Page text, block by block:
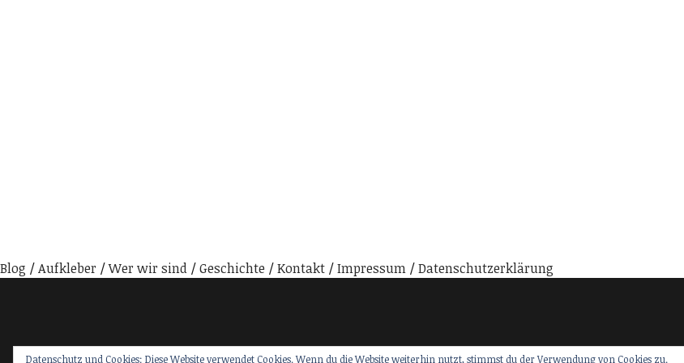
Blog Aufkleber Wer wir sind Geschichte Kontakt Impressum Datenschutzerklärung
Datenschutz und Cookies: Diese Website verwendet Cookies. Wenn du die Website weiterhin nutzt, stimmst du der Verwendung von Cookies zu.